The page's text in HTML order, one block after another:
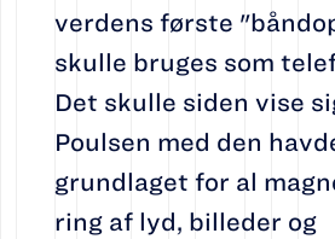
verdens første
skulle bruges som
Det skulle siden vise
Poulsen med den
grundlaget for al
ring af lyd, billeder og